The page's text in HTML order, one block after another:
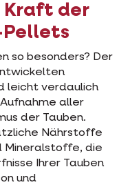
Kraft der
so besonders? Der
leicht verdaulich
aller
der Tauben.
Nährstoffe
Mineralstoffe, die
Ihrer Tauben
und